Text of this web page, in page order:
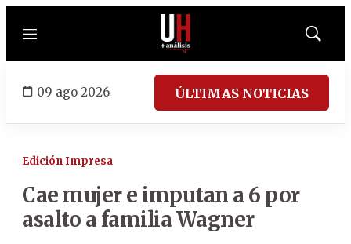
Menú
Mostrar
09 ago 2026 ÚLTIMAS NOTICIAS
Edición Impresa
Cae mujer e imputan a 6 por
asalto a familia Wagner